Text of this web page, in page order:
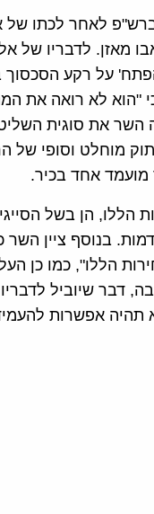
לאחר לכתו של
מאזן. לדבריו של
על רקע הסכסוך
"הוא לא רואה את
את סוגית
מוחלט וסופי של
מועמד אחד בכיר.
הללו, הן בשל
בנוסף ציין השר
הללו", כמו כן
דבר שיוביל לדבריו
תהיה אפשרות